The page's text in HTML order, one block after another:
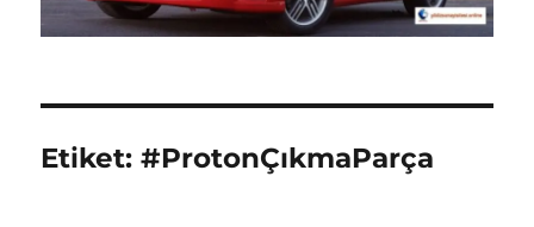
Etiket:#ProtonÇıkmaParça